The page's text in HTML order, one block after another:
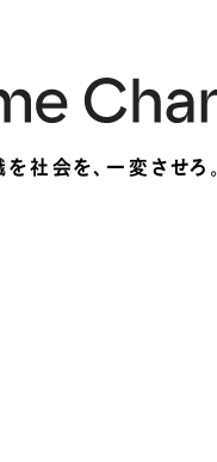
社会を、一変させろ。